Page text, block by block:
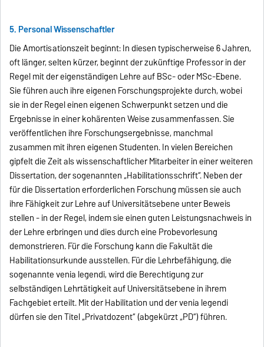
5. Personal Wissenschaftler
Die Amortisationszeit beginnt: In diesen typischerweise 6 Jahren,
oft länger, selten kürzer, beginnt der zukünftige Professor in der
Regel mit der eigenständigen Lehre auf BSc- oder MSc-Ebene.
Sie führen auch ihre eigenen Forschungsprojekte durch, wobei
sie in der Regel einen eigenen Schwerpunkt setzen und die
Ergebnisse in einer kohärenten Weise zusammenfassen. Sie
veröffentlichen ihre Forschungsergebnisse, manchmal
zusammen mit ihren eigenen Studenten. In vielen Bereichen
gipfelt die Zeit als wissenschaftlicher Mitarbeiter in einer weiteren
Dissertation, der sogenannten „Habilitationsschrift“. Neben der
für die Dissertation erforderlichen Forschung müssen sie auch
ihre Fähigkeit zur Lehre auf Universitätsebene unter Beweis
stellen - in der Regel, indem sie einen guten Leistungsnachweis in
der Lehre erbringen und dies durch eine Probevorlesung
demonstrieren. Für die Forschung kann die Fakultät die
Habilitationsurkunde ausstellen. Für die Lehrbefähigung, die
sogenannte venia legendi, wird die Berechtigung zur
selbständigen Lehrtätigkeit auf Universitätsebene in ihrem
Fachgebiet erteilt. Mit der Habilitation und der venia legendi
dürfen sie den Titel „Privatdozent“ (abgekürzt „PD“) führen.